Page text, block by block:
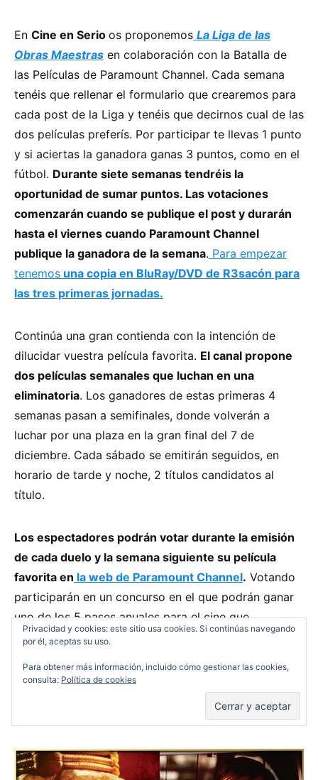
En Cine en Serio os proponemos La Liga de las
Obras Maestras en colaboración con la Batalla de
las Películas de Paramount Channel. Cada semana
tenéis que rellenar el formulario que crearemos para
cada post de la Liga y tenéis que decirnos cual de las
dos películas preferís. Por participar te llevas 1 punto
y si aciertas la ganadora ganas 3 puntos, como en el
fútbol. Durante siete semanas tendréis la
oportunidad de sumar puntos. Las votaciones
comenzarán cuando se publique el post y durarán
hasta el viernes cuando Paramount Channel
publique la ganadora de la semana. Para empezar
tenemos una copia en BluRay/DVD de R3sacón para
las tres primeras jornadas.
Continúa una gran contienda con la intención de
dilucidar vuestra película favorita. El canal propone
dos películas semanales que luchan en una
eliminatoria. Los ganadores de estas primeras 4
semanas pasan a semifinales, donde volverán a
luchar por una plaza en la gran final del 7 de
diciembre. Cada sábado se emitirán seguidos, en
horario de tarde y noche, 2 títulos candidatos al
título.
Los espectadores podrán votar durante la emisión
de cada duelo y la semana siguiente su película
favorita en la web de Paramount Channel. Votando
participarán en un concurso en el que podrán ganar
uno de los 5 pases anuales para el cine que
Paramount Channel tiene preparados para los
En cuantas más rondas se vote, más posibilidades de
ganar. En la gran final, además de votar hay que
Privacidad y cookies: este sitio usa cookies. Si continúas navegando
por él, aceptas su uso.
Para obtener más información, incluido cómo gestionar las cookies,
consulta: Política de cookies